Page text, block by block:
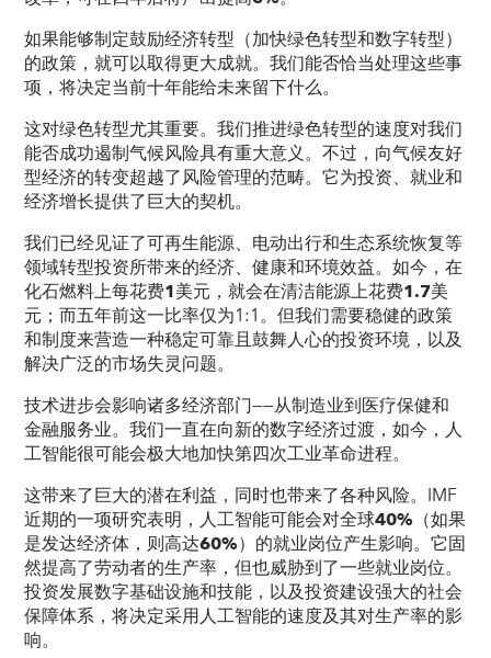
如果能够制定鼓励经济转型 （加快绿色转型和数字转型）
的政策，就可以取得更大成就。我们能否恰当处理这些事
项，将决定当前十年能给未来留下什么。
这对绿色转型尤其重要。我们推进绿色转型的速度对我们
能否成功遏制气候风险具有重大意义。不过，向气候友好
型经济的转变超越了风险管理的范畴。它为投资、就业和
经济增长提供了巨大的契机。
我们已经见证了可再生能源、电动出行和生态系统恢复等
领域转型投资所带来的经济、健康和环境效益。如今，在
化石燃料上每花费1美元 ，就会在清洁能源上花费1.7美
元 ；而五年前这一比率仅为1:1。但我们需要稳健的政策
和制度来营造一种稳定可靠且鼓舞人心的投资环境，以及
解决广泛的市场失灵问题。
技术进步会影响诸多经济部门——从制造业到医疗保健和
金融服务业。我们一直在向新的数字经济过渡，如今，人
工智能很可能会极大地加快第四次工业革命进程。
这带来了巨大的潜在利益，同时也带来了各种风险。IMF
近期的一项研究表明，人工智能可能会对全球40% （如果
是发达经济体，则高达60%）的就业岗位产生影响。它固
然提高了劳动者的生产率，但也威胁到了一些就业岗位。
投资发展数字基础设施和技能，以及投资建设强大的社会
保障体系，将决定采用人工智能的速度及其对生产率的影
响。